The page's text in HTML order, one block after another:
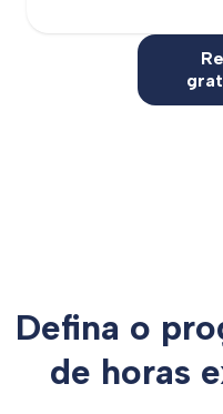
Defina o
de horas